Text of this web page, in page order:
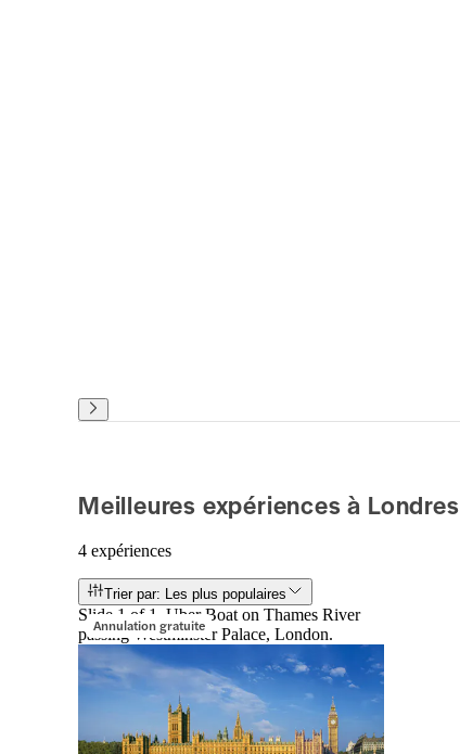
Meilleures expériences à Londres
4 expériences
Trier par: Les plus populaires
Annulation gratuite
Slide 1 of 1, Uber Boat on Thames River
passing Westminster Palace, London.